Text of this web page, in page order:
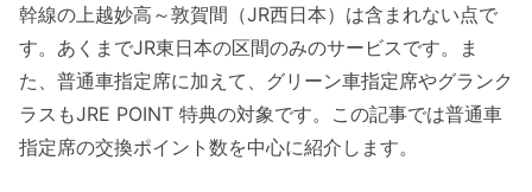
幹線の上越妙高～敦賀間（JR西日本）は含まれない点で
す。あくまでJR東日本の区間のみのサービスです。ま
た、普通車指定席に加えて、グリーン車指定席やグランク
ラスもJRE POINT 特典の対象です。この記事では普通車
指定席の交換ポイント数を中心に紹介します。